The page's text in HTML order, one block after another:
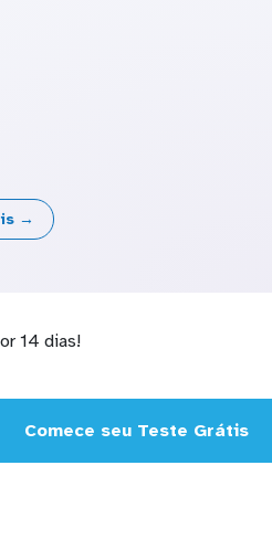
→
14 dias!
Comece seu Teste Grátis